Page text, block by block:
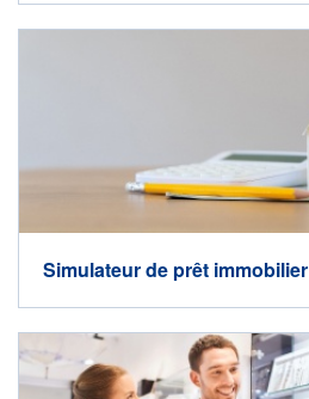
Simulateur de prêt immobilier